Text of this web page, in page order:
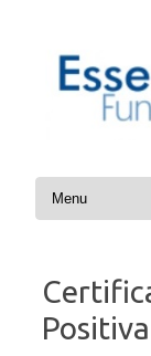
Skip to content
Positiva